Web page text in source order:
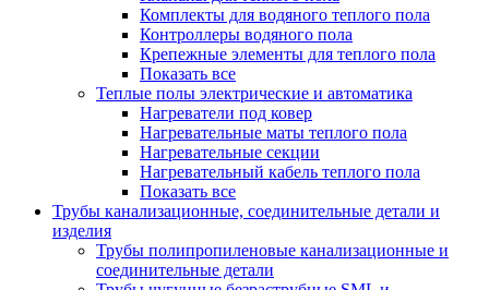
Комплекты для водяного теплого пола
Контроллеры водяного пола
Крепежные элементы для теплого пола
Показать все
Теплые полы электрические и автоматика
Нагреватели под ковер
Нагревательные маты теплого пола
Нагревательные секции
Нагревательный кабель теплого пола
Показать все
Трубы канализационные, соединительные детали и
изделия
Трубы полипропиленовые канализационные и
соединительные детали